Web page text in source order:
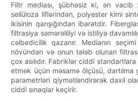
Filtr mediası, şübhəsiz ki, ən vacib
sellüloza liflərindən, polyester kimi
ikisinin qarışığından ibarətdir.
filtrasiya səmərəliliyi və istiliyə
cəlbedicilik qazanır. Medianın
növündən və onun tələb olunan
çox asılıdır. Fabriklər ciddi
etmək üçün məsamə ölçüsü,
parametrləri qiymətləndirərək daxil
ciddi sınaqlar keçirir.